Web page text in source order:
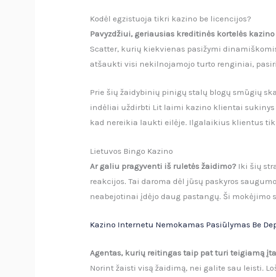
Kodėl egzistuoja tikri kazino be licencijos?
Pavyzdžiui, geriausias kreditinės kortelės
Scatter, kurių kiekvienas pasižymi
atšaukti visi nekilnojamojo turto renginiai,
Prie šių žaidybinių pinigų stalų blogų smūgių
indėliai uždirbti Lit laimi kazino klientai
kad nereikia laukti eilėje. Ilgalaikius klientus
Lietuvos Bingo Kazino
Ar galiu pragyventi iš ruletės žaidimo? Iki šių
reakcijos. Tai daroma dėl jūsų paskyros
neabejotinai įdėjo daug pastangų. Ši
Kazino Internetu Nemokamas Pasiūlymas Be
Agentas, kurių reitingas taip pat turi teigiamą
Norint žaisti visą žaidimą, nei galite sau leisti.